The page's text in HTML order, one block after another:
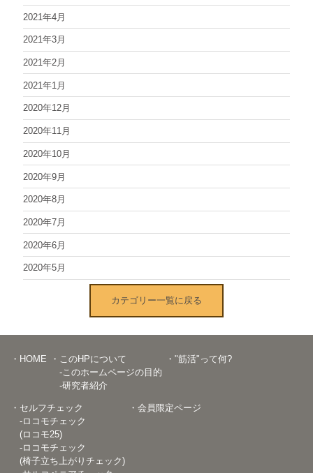
2021年4月
2021年3月
2021年2月
2021年1月
2020年12月
2020年11月
2020年10月
2020年9月
2020年8月
2020年7月
2020年6月
2020年5月
カテゴリー一覧に戻る
・HOME
・このHPについて
-このホームページの目的
-研究者紹介
・"筋活"って何?
・セルフチェック
-ロコモチェック
(ロコモ25)
-ロコモチェック
(椅子立ち上がりチェック)
・会員限定ページ